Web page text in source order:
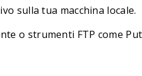
sulla tua macchina locale.
o strumenti FTP come